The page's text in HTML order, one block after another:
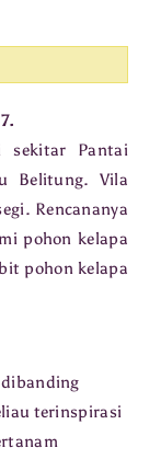
sekitar Pantai
Belitung. Vila
Rencananya
pohon kelapa
pohon kelapa
terinspirasi